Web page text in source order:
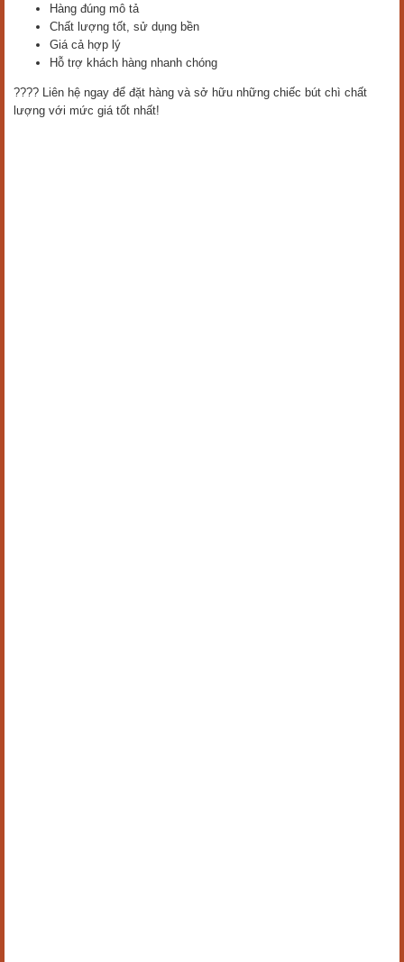
Hàng đúng mô tả
Chất lượng tốt, sử dụng bền
Giá cả hợp lý
Hỗ trợ khách hàng nhanh chóng
???? Liên hệ ngay để đặt hàng và sở hữu những chiếc bút chì chất
lượng với mức giá tốt nhất!